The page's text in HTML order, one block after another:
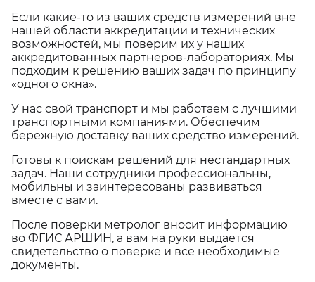
Если какие-то из ваших средств измерений вне
нашей области аккредитации и технических
возможностей, мы поверим их у наших
аккредитованных партнеров-лабораториях. Мы
подходим к решению ваших задач по принципу
«одного окна».
У нас свой транспорт и мы работаем с лучшими
транспортными компаниями. Обеспечим
бережную доставку ваших средство измерений.
Готовы к поискам решений для нестандартных
задач. Наши сотрудники профессиональны,
мобильны и заинтересованы развиваться
вместе с вами.
После поверки метролог вносит информацию
во ФГИС АРШИН, а вам на руки выдается
свидетельство о поверке и все необходимые
документы.